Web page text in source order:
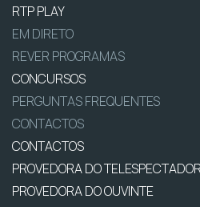
RTP PLAY
EM DIRETO
REVER PROGRAMAS
CONCURSOS
PERGUNTAS FREQUENTES
CONTACTOS
CONTACTOS
PROVEDORA DO TELESPECTADOR
PROVEDORA DO OUVINTE